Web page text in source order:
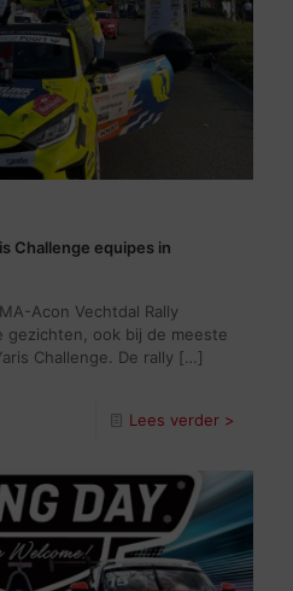
Challenge equipes in
Acon Vechtdal Rally
gezichten, ook bij de meeste
Challenge. De rally […]
Lees verder >